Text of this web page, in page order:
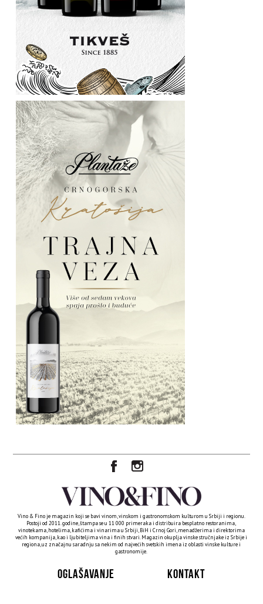
Vino & Fino je magazin koji se bavi vinom, vinskom i gastronomskom kulturom u Srbiji i regionu.
Postoji od 2011. godine, štampa se u 11 000 primeraka i distribuira besplatno restoranima,
vinotekama, hotelima, kafićima i vinarima u Srbiji, BiH i Crnoj Gori, menadžerima i direktorima
većih kompanija, kao i ljubiteljima vina i finih stvari. Magazin okuplja vinske stručnjake iz Srbije i
regiona, uz značajnu saradnju sa nekim od najvećih svetskih imena iz oblasti vinske kulture i
gastronomije.
OGLAŠAVANJE KONTAKT